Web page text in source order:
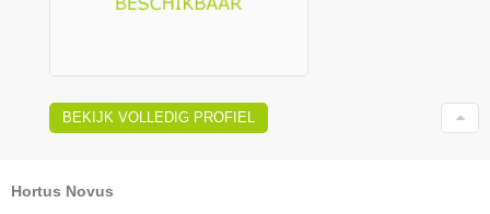
BEKIJK VOLLEDIG PROFIEL
Hortus Novus